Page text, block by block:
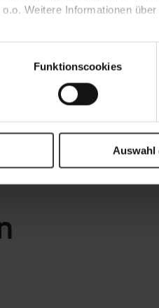
Weitere Informationen
Funktionscookies
Auswahl